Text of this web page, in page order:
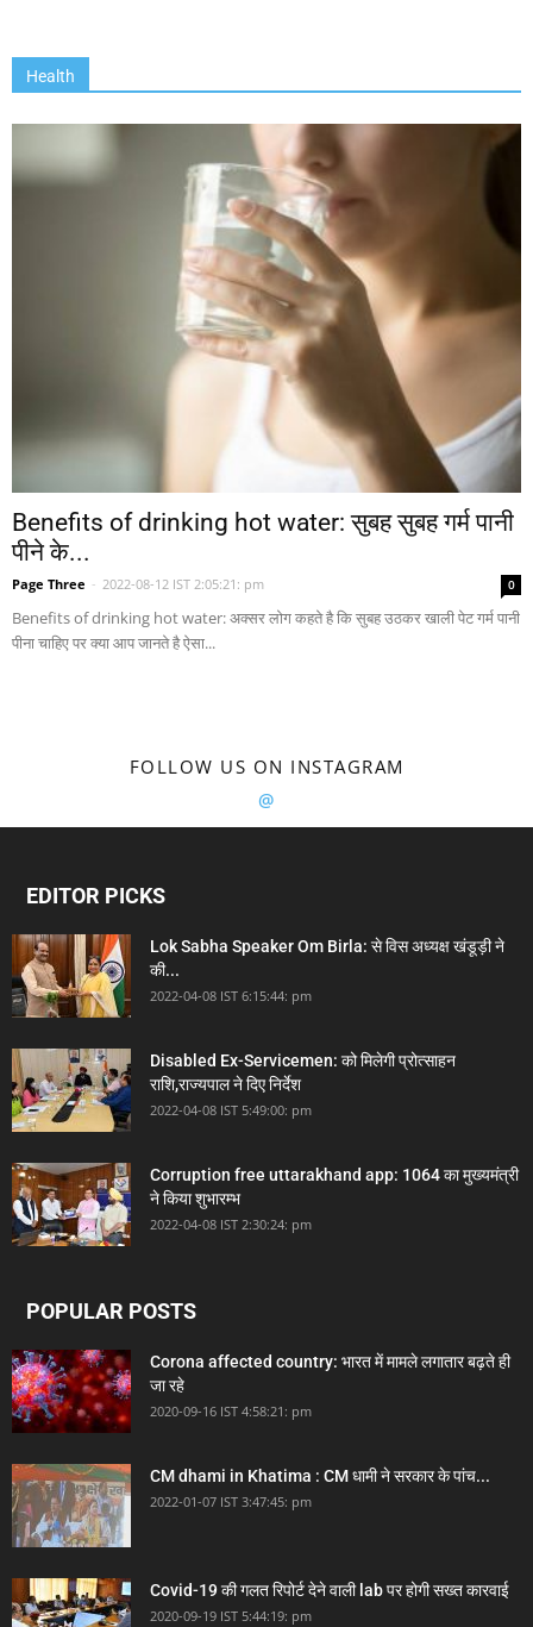
Health
Benefits of drinking hot water: सुबह सुबह गर्म पानी
पीने के...
Page Three - 2022-08-12 IST 2:05:21: pm 0
Benefits of drinking hot water: अक्सर लोग कहते है कि सुबह उठकर खाली पेट गर्म पानी
पीना चाहिए पर क्या आप जानते है ऐसा...
FOLLOW US ON INSTAGRAM
@
EDITOR PICKS
Lok Sabha Speaker Om Birla: से विस अध्यक्ष खंडूड़ी ने
की...
2022-04-08 IST 6:15:44: pm
Disabled Ex-Servicemen: को मिलेगी प्रोत्साहन
राशि,राज्यपाल ने दिए निर्देश
2022-04-08 IST 5:49:00: pm
Corruption free uttarakhand app: 1064 का मुख्यमंत्री
ने किया शुभारम्भ
2022-04-08 IST 2:30:24: pm
POPULAR POSTS
Corona affected country: भारत में मामले लगातार बढ़ते ही
जा रहे
2020-09-16 IST 4:58:21: pm
CM dhami in Khatima : CM धामी ने सरकार के पांच...
2022-01-07 IST 3:47:45: pm
Covid-19 की गलत रिपोर्ट देने वाली lab पर होगी सख्त कारवाई
2020-09-19 IST 5:44:19: pm